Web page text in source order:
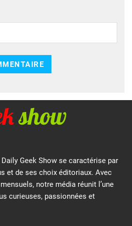
Geek Show se caractérise par
et de ses choix éditoriaux. Avec
notre média réunit l’une
curieuses, passionnées et